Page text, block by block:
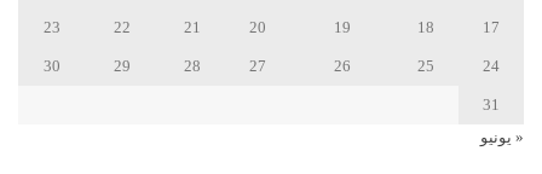
17
18
19
20
21
22
23
24
25
26
27
28
29
30
31
« يونيو